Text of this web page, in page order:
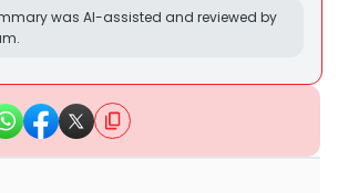
was AI-assisted and reviewed by